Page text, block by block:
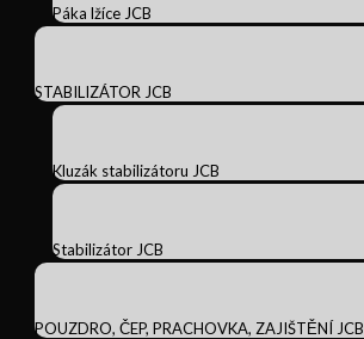
Páka lžíce JCB
STABILIZÁTOR JCB
Kluzák stabilizátoru JCB
Stabilizátor JCB
POUZDRO, ČEP, PRACHOVKA, ZAJIŠTĚNÍ JCB